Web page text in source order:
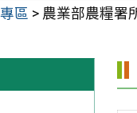
區 > 農業部農糧署